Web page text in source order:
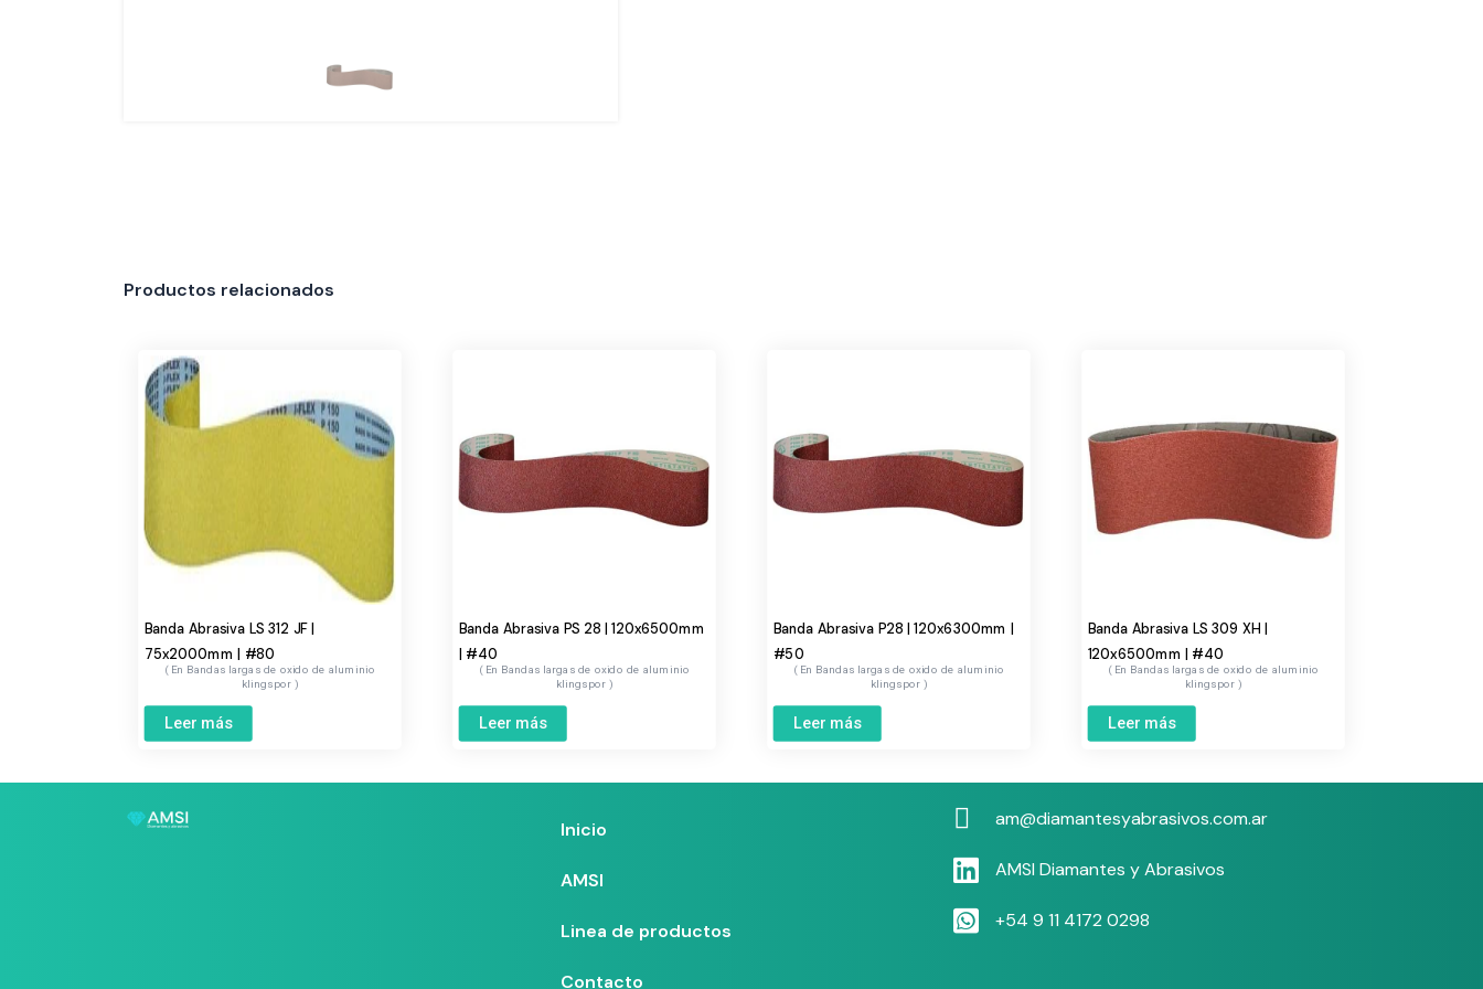
Productos relacionados
Banda Abrasiva LS 312 JF |
75x2000mm | #80
Bandas largas de oxido de aluminio
klingspor
Leer más
Banda Abrasiva PS 28 | 120x6500mm
| #40
Bandas largas de oxido de aluminio
klingspor
Leer más
Banda Abrasiva P28 | 120x6300mm |
#50
Bandas largas de oxido de aluminio
klingspor
Leer más
Banda Abrasiva LS 309 XH |
120x6500mm | #40
Bandas largas de oxido de aluminio
klingspor
Leer más
Inicio
AMSI
Linea de productos
Contacto
am@diamantesyabrasivos.com.ar
AMSI Diamantes y Abrasivos
+54 9 11 4172 0298